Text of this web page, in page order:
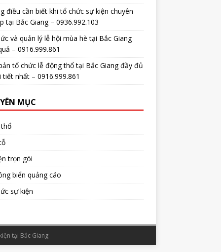
điều cần biết khi tổ chức sự kiện chuyên
tại Bắc Giang – 0936.992.103
và quản lý lễ hội mùa hè tại Bắc Giang
– 0916.999.861
tổ chức lễ động thổ tại Bắc Giang đầy đủ
tiết nhất – 0916.999.861
MỤC
trọn gói
biển quảng cáo
sự kiện
tại Bắc Giang